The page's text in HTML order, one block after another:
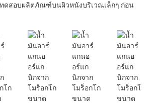
ดสอบผลิตภัณฑ์บนผิวหนังบริเวณเล็กๆ ก่อน